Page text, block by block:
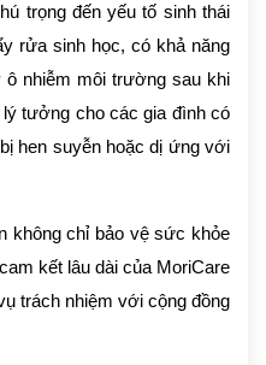
trọng đến yếu tố sinh thái
rửa sinh học, có khả năng
ô nhiễm môi trường sau khi
tưởng cho các gia đình có
hen suyễn hoặc dị ứng với
không chỉ bảo vệ sức khỏe
kết lâu dài của MoriCare
trách nhiệm với cộng đồng